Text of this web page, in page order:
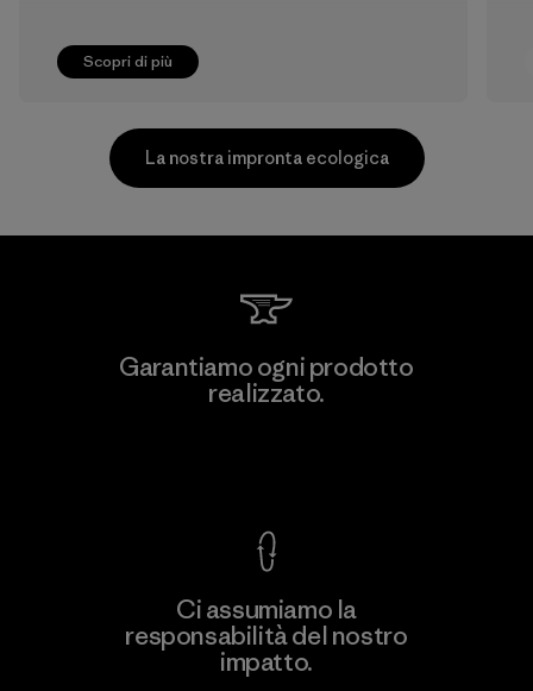
Scopri di più
Scopri di più
Greentech Headgear Company
Limited - Chau Duc
La nostra impronta ecologica
Garantiamo ogni prodotto
realizzato.
Ci assumiamo la
responsabilità del nostro
impatto.